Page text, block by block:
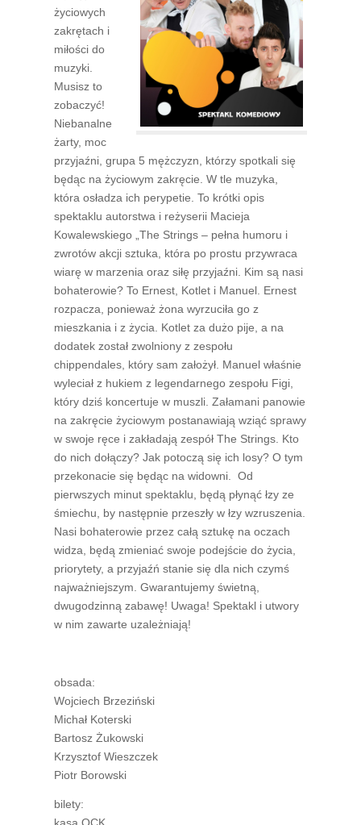
życiowych
zakrętach i
miłości do
muzyki.
Musisz to
zobaczyć!
Niebanalne
żarty, moc
przyjaźni, grupa 5 mężczyzn, którzy spotkali się
będąc na życiowym zakręcie. W tle muzyka,
która osładza ich perypetie. To krótki opis
spektaklu autorstwa i reżyserii Macieja
Kowalewskiego „The Strings – pełna humoru i
zwrotów akcji sztuka, która po prostu przywraca
wiarę w marzenia oraz siłę przyjaźni. Kim są nasi
bohaterowie? To Ernest, Kotlet i Manuel. Ernest
rozpacza, ponieważ żona wyrzuciła go z
mieszkania i z życia. Kotlet za dużo pije, a na
dodatek został zwolniony z zespołu
chippendales, który sam założył. Manuel właśnie
wyleciał z hukiem z legendarnego zespołu Figi,
który dziś koncertuje w muszli. Załamani panowie
na zakręcie życiowym postanawiają wziąć sprawy
w swoje ręce i zakładają zespół The Strings. Kto
do nich dołączy? Jak potoczą się ich losy? O tym
przekonacie się będąc na widowni. Od
pierwszych minut spektaklu, będą płynąć łzy ze
śmiechu, by następnie przeszły w łzy wzruszenia.
Nasi bohaterowie przez całą sztukę na oczach
widza, będą zmieniać swoje podejście do życia,
priorytety, a przyjaźń stanie się dla nich czymś
najważniejszym. Gwarantujemy świetną,
dwugodzinną zabawę! Uwaga! Spektakl i utwory
w nim zawarte uzależniają!
obsada:
Wojciech Brzeziński
Michał Koterski
Bartosz Żukowski
Krzysztof Wieszczek
Piotr Borowski
bilety: